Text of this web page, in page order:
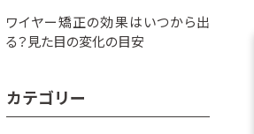
ワイヤー矯正の効果はいつから出
る？見た目の変化の目安
カテゴリー